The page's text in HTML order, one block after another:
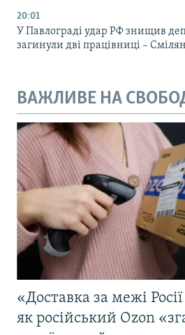
20:01
У Павлограді удар РФ знищив
загинули дві працівниці –
ВАЖЛИВЕ НА
«Доставка за межі
як російський Ozon